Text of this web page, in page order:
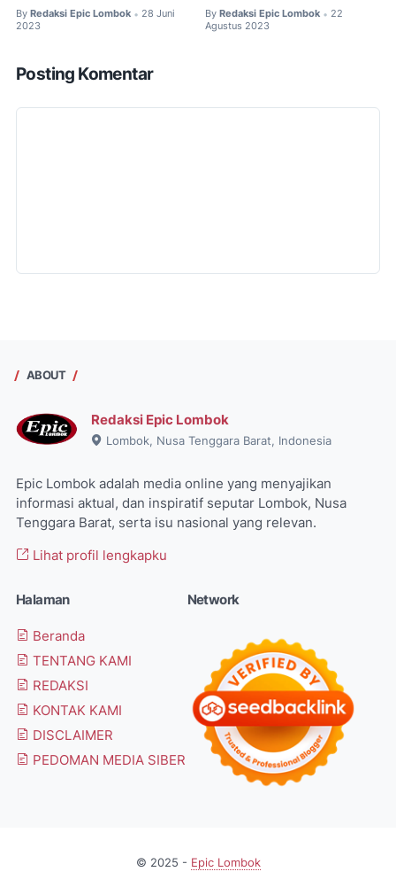
By Redaksi Epic Lombok • 28 Juni
2023
By Redaksi Epic Lombok • 22
Agustus 2023
Posting Komentar
ABOUT
Redaksi Epic Lombok
Lombok, Nusa Tenggara Barat, Indonesia
Epic Lombok adalah media online yang menyajikan
informasi aktual, dan inspiratif seputar Lombok, Nusa
Tenggara Barat, serta isu nasional yang relevan.
Lihat profil lengkapku
Halaman
Beranda
TENTANG KAMI
REDAKSI
KONTAK KAMI
DISCLAIMER
PEDOMAN MEDIA SIBER
Network
© 2025 - Epic Lombok